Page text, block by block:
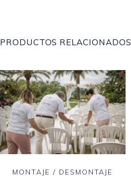
PRODUCTOS RELACIONADOS
MONTAJE / DESMONTAJE